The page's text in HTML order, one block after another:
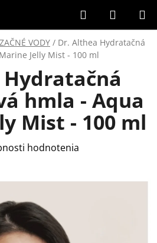
Hľadať
KOŠÍK
VODY / Dr. Althea Hydratačná
Jelly Mist - 100 ml
hmla - Aqua
Mist - 100 ml
hodnotenia